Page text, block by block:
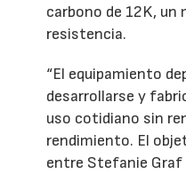
carbono de 12K, un
resistencia.
“El equipamiento
desarrollarse y
uso cotidiano sin
rendimiento. El
entre Stefanie Graf